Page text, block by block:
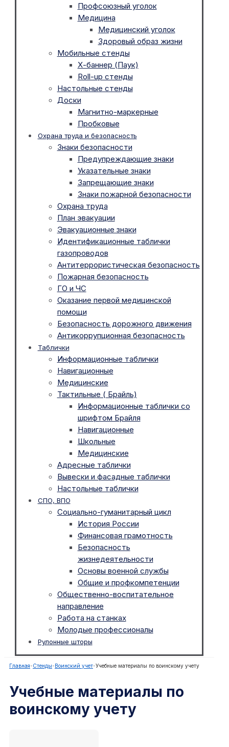
Профсоюзный уголок
Медицина
Медицинский уголок
Здоровый образ жизни
Мобильные стенды
Х-баннер (Паук)
Roll-up стенды
Настольные стенды
Доски
Магнитно-маркерные
Пробковые
Охрана труда и безопасность
Знаки безопасности
Предупреждающие знаки
Указательные знаки
Запрещающие знаки
Знаки пожарной безопасности
Охрана труда
План эвакуации
Эвакуационные знаки
Идентификационные таблички
газопроводов
Антитеррористическая безопасность
Пожарная безопасность
ГО и ЧС
Оказание первой медицинской
помощи
Безопасность дорожного движения
Антикоррупционная безопасность
Таблички
Информационные таблички
Навигационные
Медицинские
Тактильные ( Брайль)
Информационные таблички со
шрифтом Брайля
Навигационные
Школьные
Медицинские
Адресные таблички
Вывески и фасадные таблички
Настольные таблички
СПО, ВПО
Социально-гуманитарный цикл
История России
Финансовая грамотность
Безопасность
жизнедеятельности
Основы военной службы
Общие и профкомпетенции
Общественно-воспитательное
направление
Работа на станках
Молодые профессионалы
Рулонные шторы
Главная-Стенды- Воинский учет-Учебные материалы по воинскому учету
Учебные материалы по
воинскому учету